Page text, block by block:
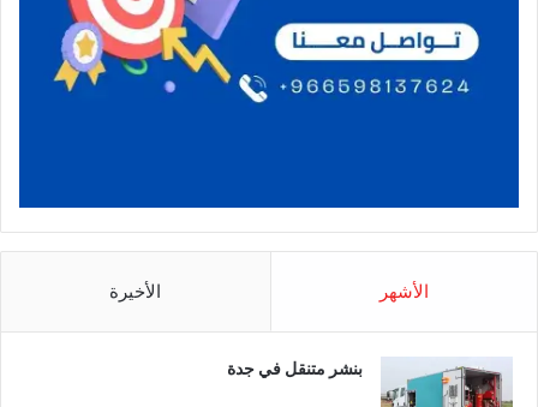
الأشهر الأخيرة
بنشر متنقل في جدة